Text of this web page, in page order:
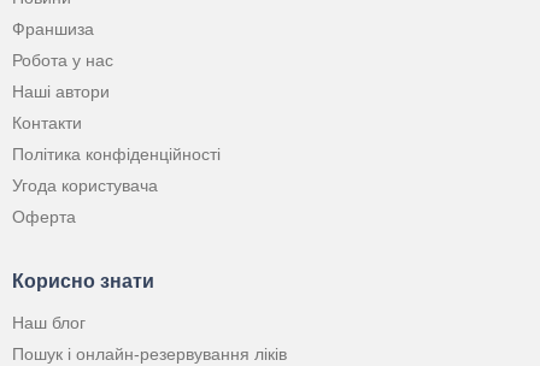
Франшиза
Робота у нас
Наші автори
Контакти
Політика конфіденційності
Угода користувача
Оферта
Корисно знати
Наш блог
Пошук і онлайн-резервування ліків